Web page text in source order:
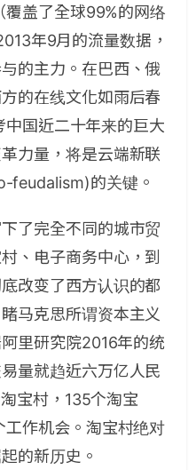
盖了全球99%的网络
年9月的流量数据，
的主力。在巴西、俄
的在线文化如雨后春
国近二十年来的巨大
力量，将是云端新联
feudalism)的关键。
了完全不同的城市贸
、电子商务中心，到
改变了西方认识的都
马克思所谓资本主义
里研究院2016年的统
量就趋近六万亿人民
宝村，135个淘宝
作机会。淘宝村绝对
的新历史。